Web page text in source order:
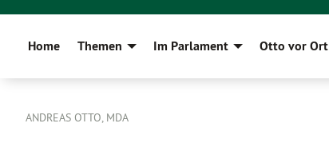
Home Themen Im Parlament Otto vor Ort
ANDREAS OTTO, MDA